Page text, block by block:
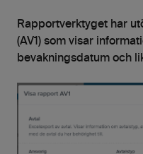
Rapportverktyget har
(AV1) som visar
bevakningsdatum och